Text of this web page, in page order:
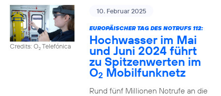
Credits: O2Telefónica
10. Februar 2025
EUROPÄISCHER TAG DES NOTRUFS 112:
Hochwasser im Mai
und Juni 2024 führt
zu Spitzenwerten im
O2 Mobilfunknetz
Rund fünf Millionen Notrufe an die